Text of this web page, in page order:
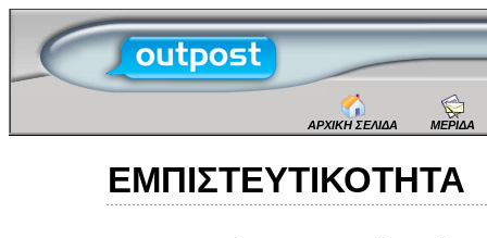
ΑΡΧΙΚΗ ΣΕΛΙΔΑ ΜΕΡΙΔΑ
ΕΜΠΙΣΤΕΥΤΙΚΟΤΗΤΑ